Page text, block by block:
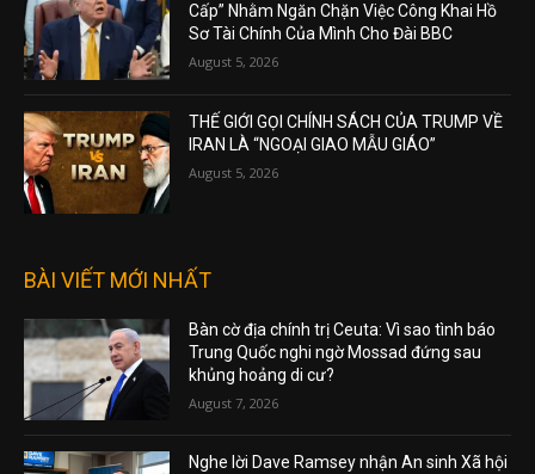
Cấp” Nhằm Ngăn Chặn Việc Công Khai Hồ
Sơ Tài Chính Của Mình Cho Đài BBC
August 5, 2026
THẾ GIỚI GỌI CHÍNH SÁCH CỦA TRUMP VỀ
IRAN LÀ “NGOẠI GIAO MẪU GIÁO”
August 5, 2026
BÀI VIẾT MỚI NHẤT
Bàn cờ địa chính trị Ceuta: Vì sao tình báo
Trung Quốc nghi ngờ Mossad đứng sau
khủng hoảng di cư?
August 7, 2026
Nghe lời Dave Ramsey nhận An sinh Xã hội